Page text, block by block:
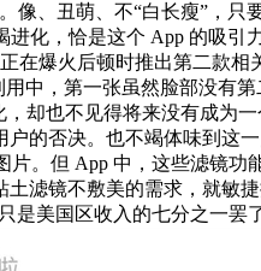
像、丑萌、不“白长瘦”，
化，恰是这个 App 的吸
在爆火后顿时推出第二款
中，第一张虽然脸部没有
却也不见得将来没有成为
的否决。也不竭体味到
。但 App 中，这些滤镜
滤镜不敷美的需求，就
美国区收入的七分之一